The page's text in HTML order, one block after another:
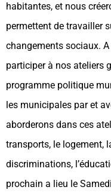
habitantes, et nous
permettent de travailler
changements sociaux.
participer à nos ateliers
programme politique
les municipales par et
aborderons dans ces
transports, le logement,
discriminations,
prochain a lieu le